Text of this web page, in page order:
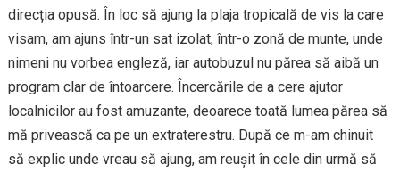
direcția opusă. În loc să ajung la plaja tropicală de vis la care
visam, am ajuns într-un sat izolat, într-o zonă de munte, unde
nimeni nu vorbea engleză, iar autobuzul nu părea să aibă un
program clar de întoarcere. Încercările de a cere ajutor
localnicilor au fost amuzante, deoarece toată lumea părea să
mă privească ca pe un extraterestru. După ce m-am chinuit
să explic unde vreau să ajung, am reușit în cele din urmă să